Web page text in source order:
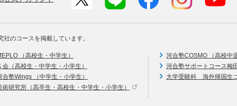
のコースを掲載しています。
（高校生・中学生）
会（高校生・中学生・小学生）
合塾Wings （中学生・小学生）
術研究所（高卒生・高校生・中学生・小学生）
河合塾COSMO （高校中
河合塾サポートコース梅
大学受験科 海外帰国生